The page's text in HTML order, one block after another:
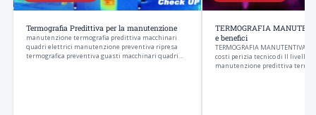
Termografia Predittiva per la manutenzione
manutenzione termografia predittiva macchinari
quadri elettrici manutenzione preventiva ripresa
termografica preventiva guasti macchinari quadri…
TERMOGRAFIA
e benefici
TERMOGRAFIA MANUTENTIVA
costi perizia tecnico di II livello
manutenzione predittiva